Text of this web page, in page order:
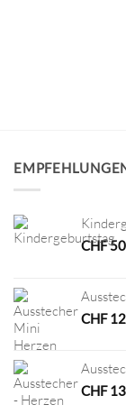
CHF
CHF
CHF